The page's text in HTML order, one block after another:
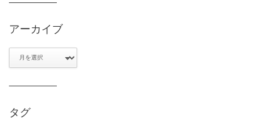
アーカイブ
タグ